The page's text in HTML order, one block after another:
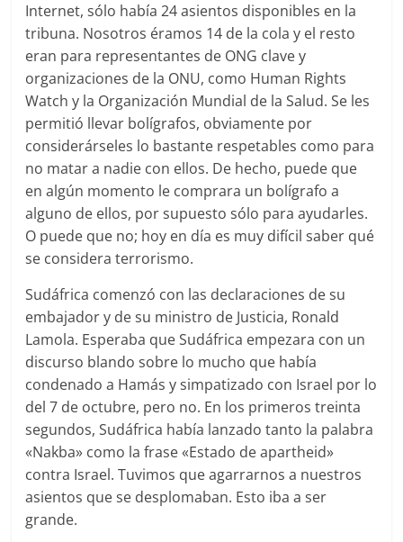
Internet, sólo había 24 asientos disponibles en la
tribuna. Nosotros éramos 14 de la cola y el resto
eran para representantes de ONG clave y
organizaciones de la ONU, como Human Rights
Watch y la Organización Mundial de la Salud. Se les
permitió llevar bolígrafos, obviamente por
considerárseles lo bastante respetables como para
no matar a nadie con ellos. De hecho, puede que
en algún momento le comprara un bolígrafo a
alguno de ellos, por supuesto sólo para ayudarles.
O puede que no; hoy en día es muy difícil saber qué
se considera terrorismo.
Sudáfrica comenzó con las declaraciones de su
embajador y de su ministro de Justicia, Ronald
Lamola. Esperaba que Sudáfrica empezara con un
discurso blando sobre lo mucho que había
condenado a Hamás y simpatizado con Israel por lo
del 7 de octubre, pero no. En los primeros treinta
segundos, Sudáfrica había lanzado tanto la palabra
«Nakba» como la frase «Estado de apartheid»
contra Israel. Tuvimos que agarrarnos a nuestros
asientos que se desplomaban. Esto iba a ser
grande.